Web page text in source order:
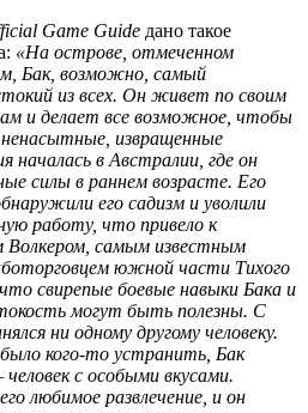
Game Guide дано такое
«На острове, отмеченном
Бак, возможно, самый
из всех. Он живет по своим
и делает все возможное, чтобы
извращенные
началась в Австралии, где он
силы в раннем возрасте. Его
его садизм и уволили
работу, что привело к
самым известным
южной части Тихого
свирепые боевые навыки Бака и
могут быть полезны. С
ни одному другому человеку.
кого-то устранить, Бак
с особыми вкусами.
любимое развлечение, и он